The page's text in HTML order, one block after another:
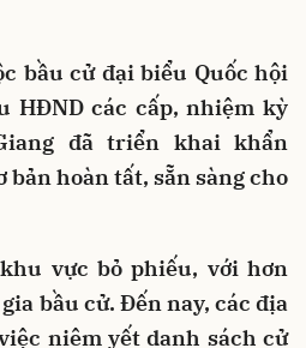
bầu cử đại biểu Quốc hội
HĐND các cấp, nhiệm kỳ
đã triển khai khẩn
bản hoàn tất, sẵn sàng cho
vực bỏ phiếu, với hơn
bầu cử. Đến nay, các địa
niêm yết danh sách cử